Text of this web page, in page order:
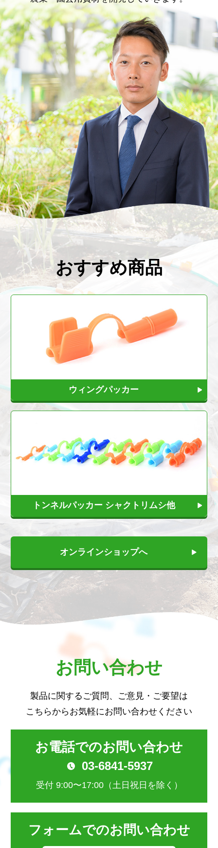
おすすめ商品
ウィングパッカー
トンネルパッカー シャクトリムシ他
オンラインショップへ
お問い合わせ
製品に関するご質問、ご意見・ご要望は
こちらからお気軽にお問い合わせください
お電話でのお問い合わせ
03-6841-5937
受付 9:00〜17:00（土日祝日を除く）
フォームでのお問い合わせ